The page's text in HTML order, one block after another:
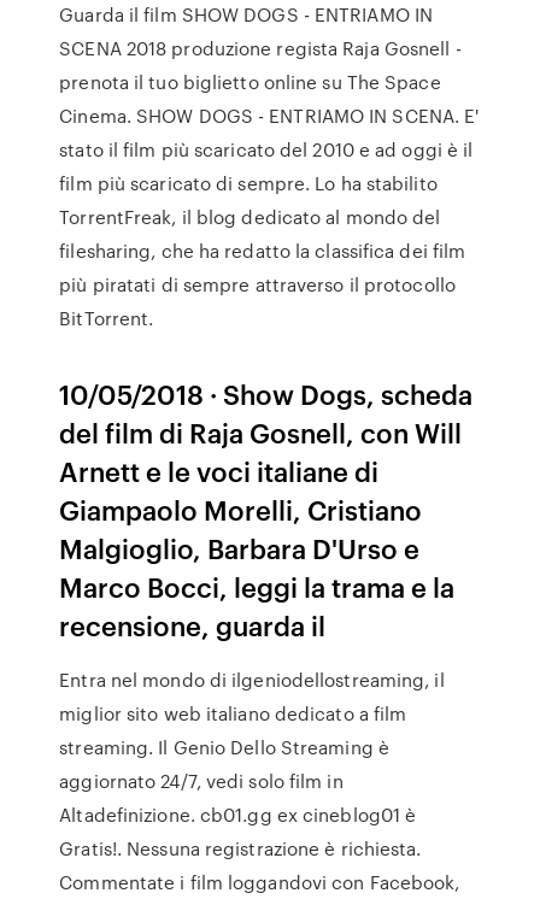
Guarda il film SHOW DOGS - ENTRIAMO IN
SCENA 2018 produzione regista Raja Gosnell -
prenota il tuo biglietto online su The Space
Cinema. SHOW DOGS - ENTRIAMO IN SCENA. E'
stato il film più scaricato del 2010 e ad oggi è il
film più scaricato di sempre. Lo ha stabilito
TorrentFreak, il blog dedicato al mondo del
filesharing, che ha redatto la classifica dei film
più piratati di sempre attraverso il protocollo
BitTorrent.
10/05/2018 · Show Dogs, scheda
del film di Raja Gosnell, con Will
Arnett e le voci italiane di
Giampaolo Morelli, Cristiano
Malgioglio, Barbara D'Urso e
Marco Bocci, leggi la trama e la
recensione, guarda il
Entra nel mondo di ilgeniodellostreaming, il
miglior sito web italiano dedicato a film
streaming. Il Genio Dello Streaming è
aggiornato 24/7, vedi solo film in
Altadefinizione. cb01.gg ex cineblog01 è
Gratis!. Nessuna registrazione è richiesta.
Commentate i film loggandovi con Facebook,